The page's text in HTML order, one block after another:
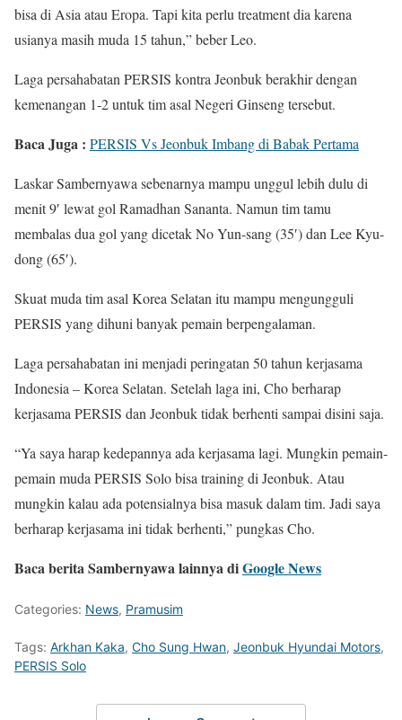
bisa di Asia atau Eropa. Tapi kita perlu treatment dia karena
usianya masih muda 15 tahun,” beber Leo.
Laga persahabatan PERSIS kontra Jeonbuk berakhir dengan
kemenangan 1-2 untuk tim asal Negeri Ginseng tersebut.
Baca Juga : PERSIS Vs Jeonbuk Imbang di Babak Pertama
Laskar Sambernyawa sebenarnya mampu unggul lebih dulu di
menit 9′ lewat gol Ramadhan Sananta. Namun tim tamu
membalas dua gol yang dicetak No Yun-sang (35′) dan Lee Kyu-
dong (65′).
Skuat muda tim asal Korea Selatan itu mampu mengungguli
PERSIS yang dihuni banyak pemain berpengalaman.
Laga persahabatan ini menjadi peringatan 50 tahun kerjasama
Indonesia – Korea Selatan. Setelah laga ini, Cho berharap
kerjasama PERSIS dan Jeonbuk tidak berhenti sampai disini saja.
“Ya saya harap kedepannya ada kerjasama lagi. Mungkin pemain-
pemain muda PERSIS Solo bisa training di Jeonbuk. Atau
mungkin kalau ada potensialnya bisa masuk dalam tim. Jadi saya
berharap kerjasama ini tidak berhenti,” pungkas Cho.
Baca berita Sambernyawa lainnya diGoogle News
Categories: News, Pramusim
Tags: Arkhan Kaka, Cho Sung Hwan, Jeonbuk Hyundai Motors,
PERSIS Solo